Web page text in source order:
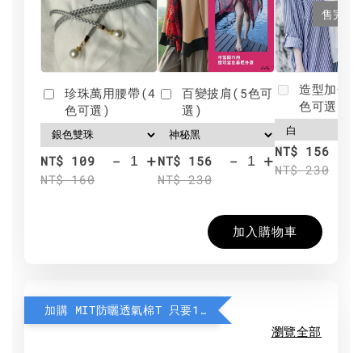
珍珠萬用腰帶(4
色可選)
NT$ 109
NT$ 160
- +
百變披肩(5色可
選)
NT$ 156
NT$ 230
- +
售完
造型加分
色可選)
NT$ 156
NT$ 230
加入購物車
加購 MIT防曬透氣棉T 只要190元
瀏覽全部